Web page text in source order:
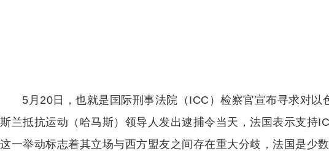
5月20日，也就是国际刑事法院（ICC）检察官宣布寻求对以
斯兰抵抗运动（哈马斯）领导人发出逮捕令当天，法国表示支持
这一举动标志着其立场与西方盟友之间存在重大分歧，法国是少